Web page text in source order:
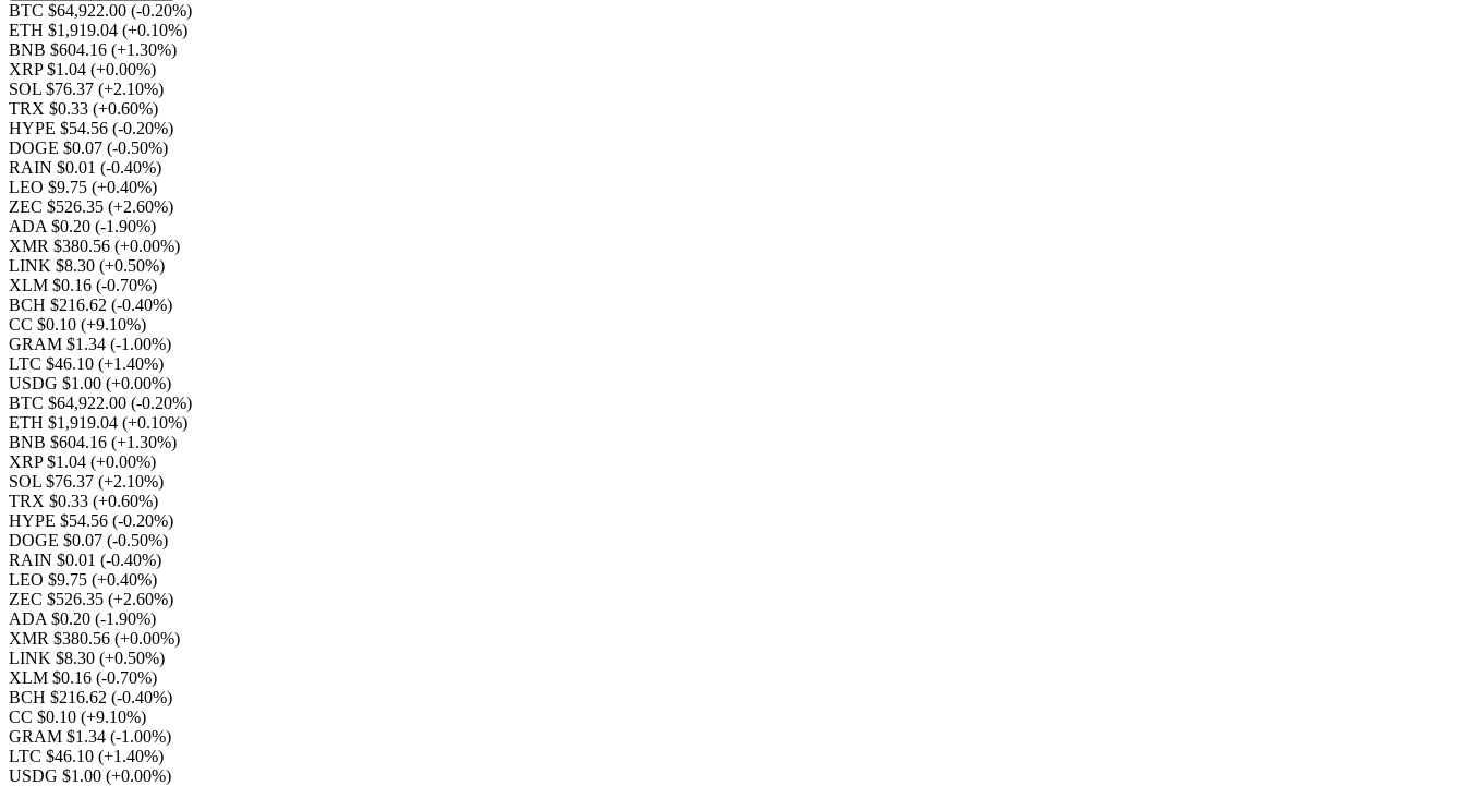
BTC $64,922.00 (-0.20%)
ETH $1,919.04 (+0.10%)
BNB $604.16 (+1.30%)
XRP $1.04 (+0.00%)
SOL $76.37 (+2.10%)
TRX $0.33 (+0.60%)
HYPE $54.56 (-0.20%)
DOGE $0.07 (-0.50%)
RAIN $0.01 (-0.40%)
LEO $9.75 (+0.40%)
ZEC $526.35 (+2.60%)
ADA $0.20 (-1.90%)
XMR $380.56 (+0.00%)
LINK $8.30 (+0.50%)
XLM $0.16 (-0.70%)
BCH $216.62 (-0.40%)
CC $0.10 (+9.10%)
GRAM $1.34 (-1.00%)
LTC $46.10 (+1.40%)
USDG $1.00 (+0.00%)
BTC $64,922.00 (-0.20%)
ETH $1,919.04 (+0.10%)
BNB $604.16 (+1.30%)
XRP $1.04 (+0.00%)
SOL $76.37 (+2.10%)
TRX $0.33 (+0.60%)
HYPE $54.56 (-0.20%)
DOGE $0.07 (-0.50%)
RAIN $0.01 (-0.40%)
LEO $9.75 (+0.40%)
ZEC $526.35 (+2.60%)
ADA $0.20 (-1.90%)
XMR $380.56 (+0.00%)
LINK $8.30 (+0.50%)
XLM $0.16 (-0.70%)
BCH $216.62 (-0.40%)
CC $0.10 (+9.10%)
GRAM $1.34 (-1.00%)
LTC $46.10 (+1.40%)
USDG $1.00 (+0.00%)